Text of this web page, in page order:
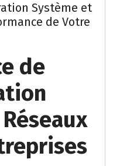
Système et
de Votre
de